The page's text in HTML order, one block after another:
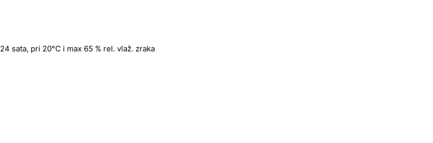
sata, pri 20°C i max 65 % rel. vlaž. zraka